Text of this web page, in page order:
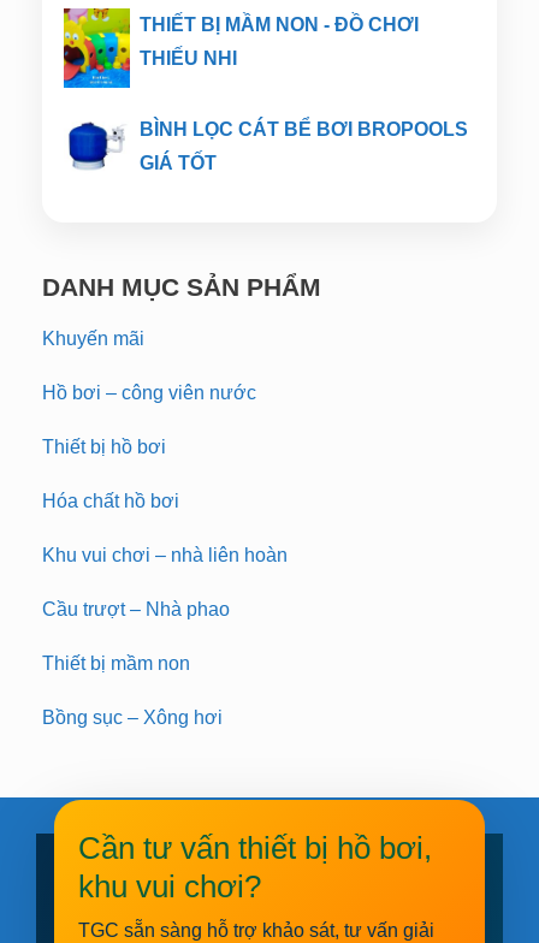
THIẾT BỊ MẦM NON - ĐỒ CHƠI
THIẾU NHI
BÌNH LỌC CÁT BỂ BƠI BROPOOLS
GIÁ TỐT
DANH MỤC SẢN PHẨM
Khuyến mãi
Hồ bơi – công viên nước
Thiết bị hồ bơi
Hóa chất hồ bơi
Khu vui chơi – nhà liên hoàn
Cầu trượt – Nhà phao
Thiết bị mầm non
Bồng sục – Xông hơi
Cần tư vấn thiết bị hồ bơi,
khu vui chơi?
TGC sẵn sàng hỗ trợ khảo sát, tư vấn giải